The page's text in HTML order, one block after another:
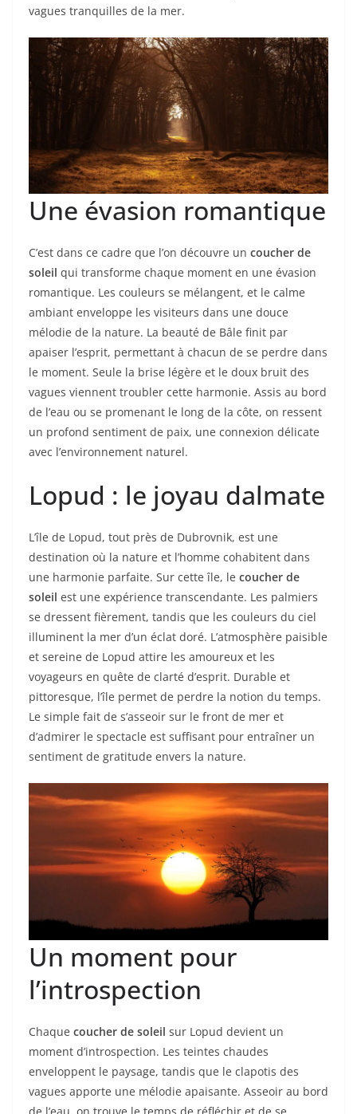
vagues tranquilles de la mer.
Une évasion romantique
C’est dans ce cadre que l’on découvre un coucher de
soleil qui transforme chaque moment en une évasion
romantique. Les couleurs se mélangent, et le calme
ambiant enveloppe les visiteurs dans une douce
mélodie de la nature. La beauté de Bâle finit par
apaiser l’esprit, permettant à chacun de se perdre dans
le moment. Seule la brise légère et le doux bruit des
vagues viennent troubler cette harmonie. Assis au bord
de l’eau ou se promenant le long de la côte, on ressent
un profond sentiment de paix, une connexion délicate
avec l’environnement naturel.
Lopud : le joyau dalmate
L’île de Lopud, tout près de Dubrovnik, est une
destination où la nature et l’homme cohabitent dans
une harmonie parfaite. Sur cette île, le coucher de
soleil est une expérience transcendante. Les palmiers
se dressent fièrement, tandis que les couleurs du ciel
illuminent la mer d’un éclat doré. L’atmosphère paisible
et sereine de Lopud attire les amoureux et les
voyageurs en quête de clarté d’esprit. Durable et
pittoresque, l’île permet de perdre la notion du temps.
Le simple fait de s’asseoir sur le front de mer et
d’admirer le spectacle est suffisant pour entraîner un
sentiment de gratitude envers la nature.
Un moment pour
l’introspection
Chaque coucher de soleil sur Lopud devient un
moment d’introspection. Les teintes chaudes
enveloppent le paysage, tandis que le clapotis des
vagues apporte une mélodie apaisante. Asseoir au bord